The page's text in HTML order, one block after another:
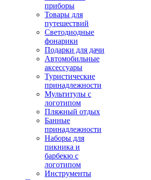
приборы
Товары для
путешествий
Светодиодные
фонарики
Подарки для дачи
Автомобильные
аксессуары
Туристические
принадлежности
Мультитулы с
логотипом
Пляжный отдых
Банные
принадлежности
Наборы для
пикника и
барбекю с
логотипом
Инструменты